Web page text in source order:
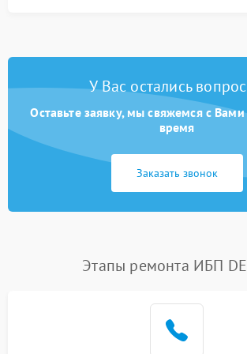
У Вас остались
Оставьте заявку, мы свяжемся с
время
Заказать звонок
Этапы ремонта ИБП